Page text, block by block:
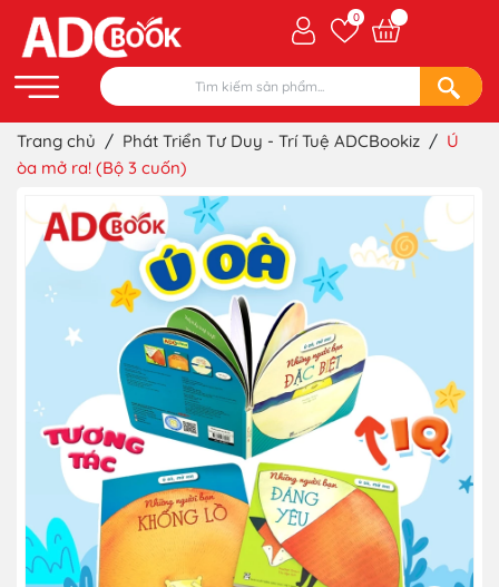
0
Trang chủ / Phát Triển Tư Duy - Trí Tuệ ADCBookiz / Ú
òa mở ra! (Bộ 3 cuốn)